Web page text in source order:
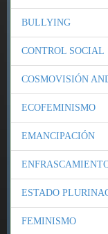
BULLYING
CONTROL SOCIAL
COSMOVISIÓN
ECOFEMINISMO
EMANCIPACIÓN
ESTADO
FEMINISMO